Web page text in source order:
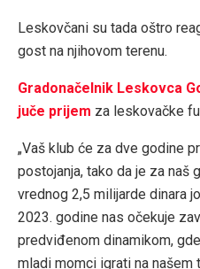
Leskovčani su tada oštro
gost na njihovom terenu.
Gradonačelnik Leskovca
juče prijem za leskovačke
„Vaš klub će za dve godine
postojanja, tako da je za naš
vrednog 2,5 milijarde dinara
2023. godine nas očekuje
predviđenom dinamikom,
mladi momci igrati na našem